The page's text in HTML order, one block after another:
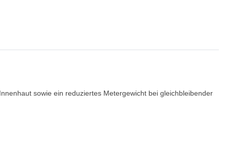
sowie ein reduziertes Metergewicht bei gleichbleibender